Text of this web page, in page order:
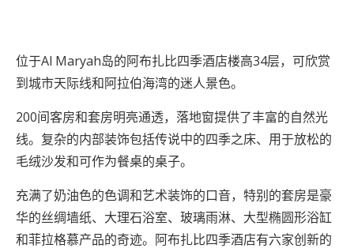
位于Al Maryah岛的阿布扎比四季酒店楼高34层，可欣赏
到城市天际线和阿拉伯海湾的迷人景色。
200间客房和套房明亮通透，落地窗提供了丰富的自然光
线。复杂的内部装饰包括传说中的四季之床、用于放松的
毛绒沙发和可作为餐桌的桌子。
充满了奶油色的色调和艺术装饰的口音，特别的套房是豪
华的丝绸墙纸、大理石浴室、玻璃雨淋、大型椭圆形浴缸
和菲拉格慕产品的奇迹。阿布扎比四季酒店有六家创新的